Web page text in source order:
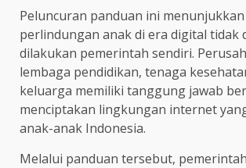
Peluncuran panduan ini
perlindungan anak di era digital tidak
dilakukan pemerintah sendiri.
lembaga pendidikan, tenaga
keluarga memiliki tanggung jawab
menciptakan lingkungan internet
anak-anak Indonesia.
Melalui panduan tersebut,